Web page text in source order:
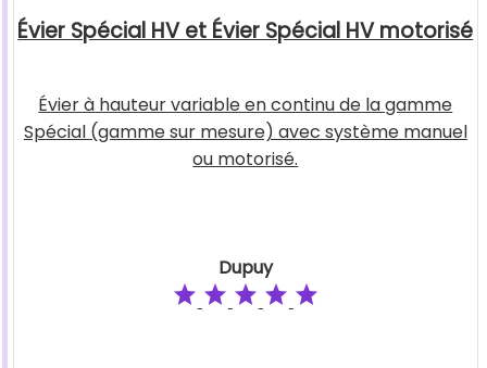
Évier Spécial HV et Évier Spécial HV motorisé
Évier à hauteur variable en continu de la gamme
Spécial (gamme sur mesure) avec système manuel
ou motorisé.
Dupuy